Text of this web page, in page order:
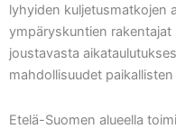
lyhyiden kuljetusmatkojen
ympäryskuntien
joustavasta
mahdollisuudet
Etelä-Suomen alueella